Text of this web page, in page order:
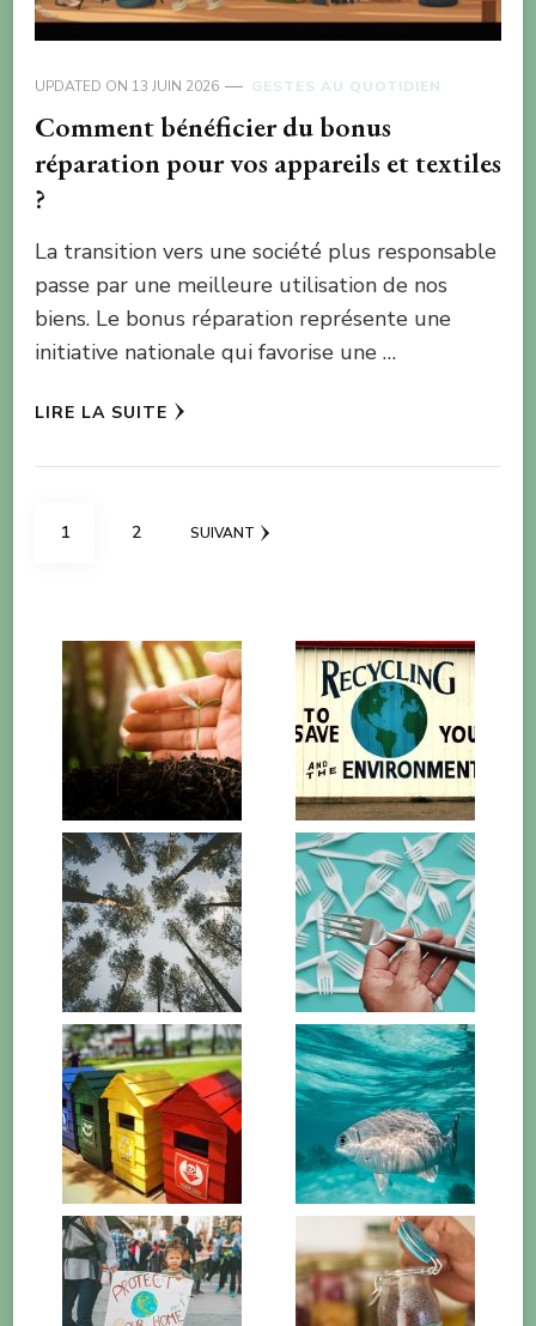
UPDATED ON 13 JUIN 2026 GESTES AU QUOTIDIEN
Comment bénéficier du bonus
réparation pour vos appareils et textiles
?
La transition vers une société plus responsable
passe par une meilleure utilisation de nos
biens. Le bonus réparation représente une
initiative nationale qui favorise une …
LIRE LA SUITE
Pagination
PAGE
1 PAGE
2 SUIVANT